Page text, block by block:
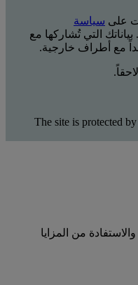
على سياسة
التي تُشاركها مع
مع أطراف خارجية.
The site is protected
من المزايا